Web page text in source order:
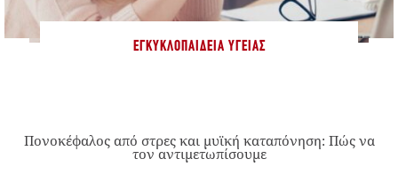
ΕΓΚΥΚΛΟΠΑΊΔΕΙΑ ΥΓΕΊΑΣ
Πονοκέφαλος από στρες και μυϊκή καταπόνηση: Πώς να
τον αντιμετωπίσουμε